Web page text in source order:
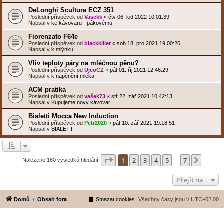
DeLonghi Scultura ECZ 351
Poslední příspěvek od Vasekk « čtv 06. led 2022 10:01:39
Napsal v ke kávovaru - pákovému
Fiorenzato F64e
Poslední příspěvek od blackkiller « sob 18. pro 2021 19:00:26
Napsal v k mlýnku
Vliv teploty páry na mléčnou pěnu?
Poslední příspěvek od UjcoCZ « pát 01. říj 2021 12:46:29
Napsal v k napěnění mléka
ACM pratika
Poslední příspěvek od vašek73 « stř 22. zář 2021 10:42:13
Napsal v Kupujeme nový kávovar
Bialetti Mocca New Induction
Poslední příspěvek od Petr2020 « pát 10. zář 2021 19:18:51
Napsal v BIALETTI
Nalezeno 160 výsledků hledání Stránka z
1 2 3 4 5 7
Přejít na
Domů Obsah fora Všechny časy jsou v UTC+02:00
Smazat cookies